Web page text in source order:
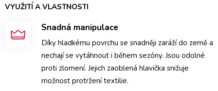
VYUŽITÍ A VLASTNOSTI
Snadná manipulace
Díky hladkému povrchu se snadněji zaráží do země a
nechají se vytáhnout i během sezóny. Jsou odolné
proti zlomení. Jejich zaoblená hlavička snižuje
možnost protržení textilie.